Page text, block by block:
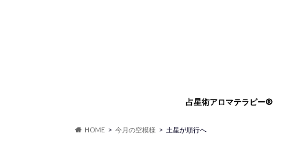
占星術アロマテラピー®
ングセッション
リングセッション
HOME 今月の空模様 土星が順行へ